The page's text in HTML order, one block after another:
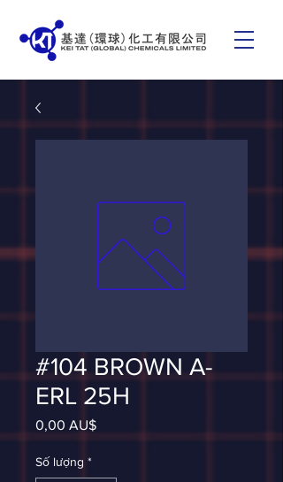
#104 BROWN A-
ERL 25H
0,00 AU$Giá
Số lượng *